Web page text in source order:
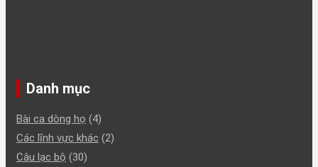
Danh mục
Bài ca dòng họ (4)
Các lĩnh vực khác (2)
Câu lạc bộ (30)